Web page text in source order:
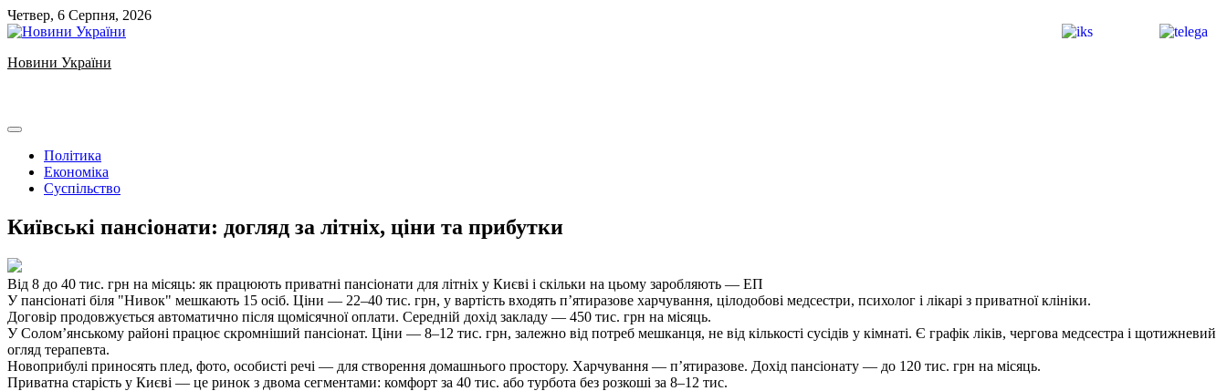
Skip
to
Четвер, 6 Серпня, 2026
Новини України
Політика
Економіка
Суспільство
Київські пансіонати: догляд за літніх, ціни та прибутки
Від 8 до 40 тис. грн на місяць: як працюють приватні пансіонати для літніх у Києві і скільки на цьому заробляють — ЕП
У пансіонаті біля "Нивок" мешкають 15 осіб. Ціни — 22–40 тис. грн, у вартість входять п’ятиразове харчування, цілодобові медсестри, психолог і лікарі з приватної клініки.
Договір продовжується автоматично після щомісячної оплати. Середній дохід закладу — 450 тис. грн на місяць.
У Солом’янському районі працює скромніший пансіонат. Ціни — 8–12 тис. грн, залежно від потреб мешканця, не від кількості сусідів у кімнаті. Є графік ліків, чергова медсестра і щотижневий
огляд терапевта.
Новоприбулі приносять плед, фото, особисті речі — для створення домашнього простору. Харчування — п’ятиразове. Дохід пансіонату — до 120 тис. грн на місяць.
Приватна старість у Києві — це ринок з двома сегментами: комфорт за 40 тис. або турбота без розкоші за 8–12 тис.